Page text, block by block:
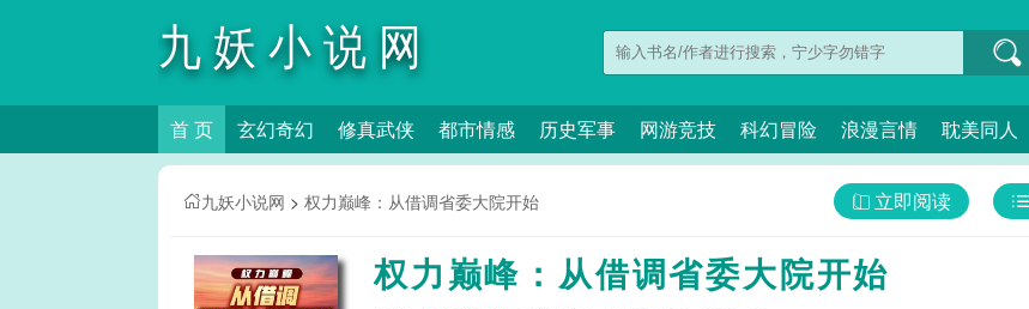
九妖小说网
首 页 玄幻奇幻 修真武侠 都市情感 历史军事 网游竞技 科幻冒险 浪漫言情 耽美同人
九妖小说网 > 权力巅峰：从借调省委大院开始 立即阅读
权力巅峰：从借调省委大院开始